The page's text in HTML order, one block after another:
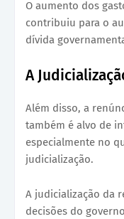
O aumento dos
contribuiu para o
dívida
A
Além disso, a
também é alvo de
especialmente no
judicialização.
A judicialização da
decisões do